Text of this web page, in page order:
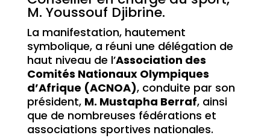
M. Youssouf Djibrine.
La manifestation, hautement
symbolique, a réuni une délégation de
haut niveau de l’Association des
Comités Nationaux Olympiques
d’Afrique (ACNOA), conduite par son
président, M. Mustapha Berraf, ainsi
que de nombreuses fédérations et
associations sportives nationales.